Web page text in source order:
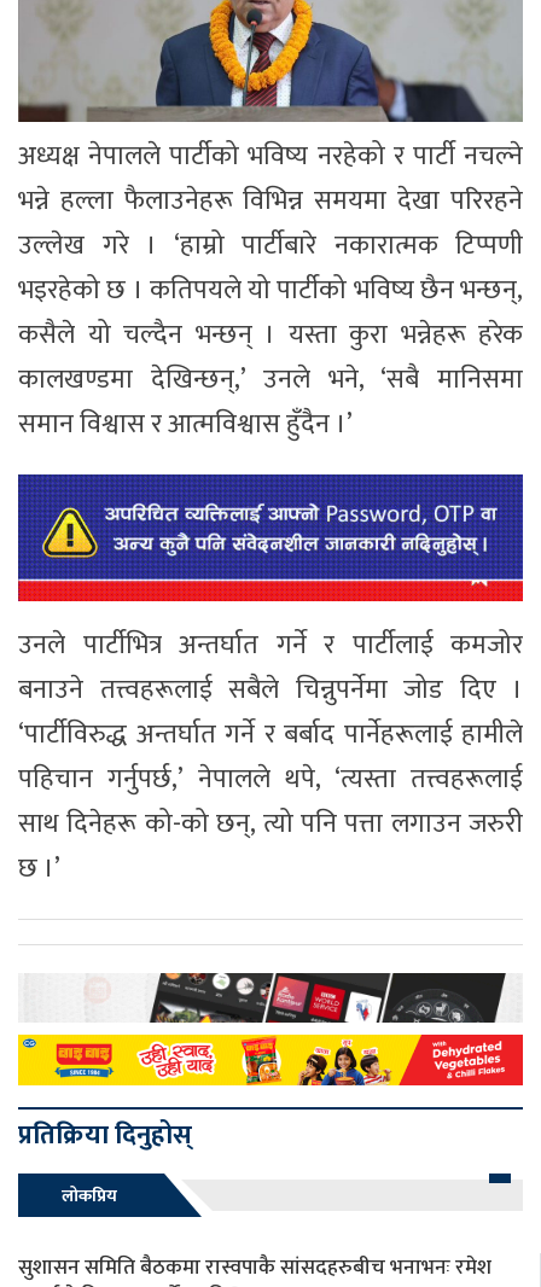
अध्यक्ष नेपालले पार्टीको भविष्य नरहेको र पार्टी नचल्ने
भन्ने हल्ला फैलाउनेहरू विभिन्न समयमा देखा परिरहने
उल्लेख गरे । ‘हाम्रो पार्टीबारे नकारात्मक टिप्पणी
भइरहेको छ । कतिपयले यो पार्टीको भविष्य छैन भन्छन्,
कसैले यो चल्दैन भन्छन् । यस्ता कुरा भन्नेहरू हरेक
कालखण्डमा देखिन्छन्,’ उनले भने, ‘सबै मानिसमा
समान विश्वास र आत्मविश्वास हुँदैन ।’
उनले पार्टीभित्र अन्तर्घात गर्ने र पार्टीलाई कमजोर
बनाउने तत्त्वहरूलाई सबैले चिन्नुपर्नेमा जोड दिए ।
‘पार्टीविरुद्ध अन्तर्घात गर्ने र बर्बाद पार्नेहरूलाई हामीले
पहिचान गर्नुपर्छ,’ नेपालले थपे, ‘त्यस्ता तत्त्वहरूलाई
साथ दिनेहरू को-को छन्, त्यो पनि पत्ता लगाउन जरुरी
छ ।’
प्रतिक्रिया दिनुहोस्
लोकप्रिय
सुशासन समिति बैठकमा रास्वपाकै सांसदहरुबीच भनाभनः रमेश